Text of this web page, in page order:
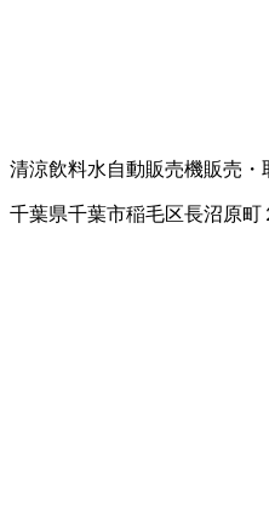
清涼飲料水自動販売機販売・
千葉県千葉市稲毛区長沼原町